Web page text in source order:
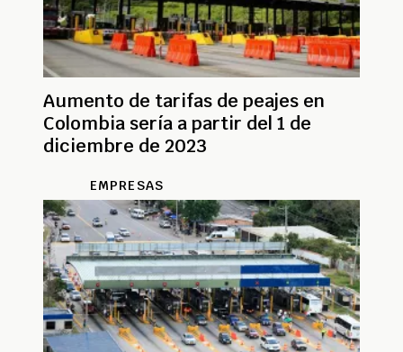
Aumento de tarifas de peajes en
Colombia sería a partir del 1 de
diciembre de 2023
EMPRESAS